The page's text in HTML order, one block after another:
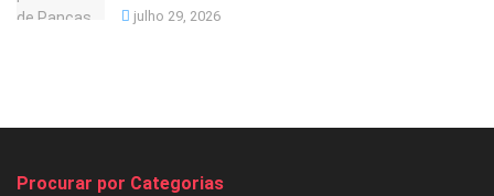
julho 29, 2026
Procurar por Categorias